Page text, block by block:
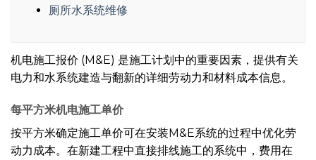
厕所水系统维修
机电施工报价 (M&E) 是施工计划中的重要因素，提供有关
电力和水系统建造与翻新的详细劳动力和材料成本信息。
每平方米机电施工单价
按平方米确定施工单价可在安装M&E系统的过程中优化劳
动力成本。在新建工程中直接排线施工的系统中，费用在